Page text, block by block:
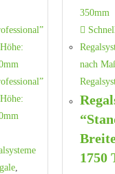
,
nach
1750